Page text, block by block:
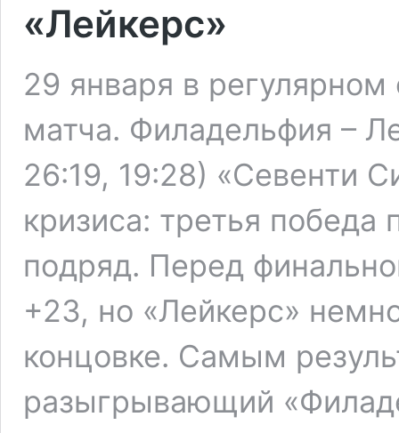
«Лейкерс»
29 января в
матча. Филадельфия –
26:19, 19:28) «Севенти
кризиса: третья
подряд. Перед
+23, но «Лейкерс»
концовке. Самым
разыгрывающий